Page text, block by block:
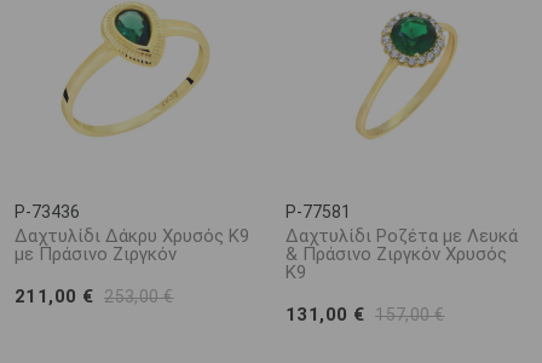
P-73436
Δαχτυλίδι Δάκρυ Χρυσός Κ9
με Πράσινο Ζιργκόν
211,00 € 253,00 €
P-77581
Δαχτυλίδι Ροζέτα με Λευκά
& Πράσινο Ζιργκόν Χρυσός
Κ9
131,00 € 157,00 €